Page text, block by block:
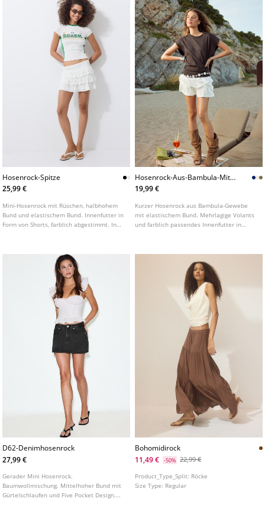
Hosenrock-Spitze
25,99 €
Mini-Hosenrock mit Rüschen, halbhohem
Bund und elastischem Bund. Innenfutter in
Form von Shorts, farblich abgestimmt. In
Hosenrock-Aus-Bambula-Mit-
Volants-L01261250
19,99 €
Kurzer Hosenrock aus Bambula-Gewebe
mit elastischem Bund. Mehrlagige Volants
und farblich passendes Innenfutter in
D62-Denimhosenrock
27,99 €
Gerader Mini Hosenrock.
Baumwollmischung. Mittelhoher Bund mit
Gürtelschlaufen und Five Pocket Design.
Bohomidirock
11,49 €
-50% 22,99 €
Product_Type_Split: Röcke
Size Type: Regular